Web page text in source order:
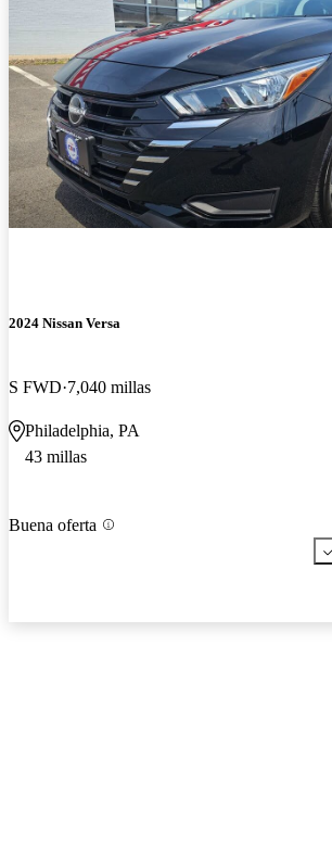
2024 Nissan Versa
S FWD 7,040 millas
Philadelphia, PA
43 millas
Buena oferta